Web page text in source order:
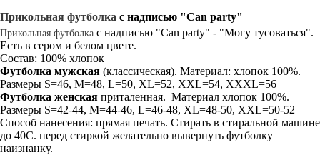
Прикольная футболка с надписью "Can party"
Прикольная футболка с надписью "Can party" - "Могу тусоваться".
Есть в сером и белом цвете.
Состав: 100% хлопок
Футболка мужская (классическая). Материал: хлопок 100%.
Размеры S=46, M=48, L=50, XL=52, XXL=54, XXXL=56
Футболка женская приталенная. Материал хлопок 100%.
Размеры S=42-44, M=44-46, L=46-48, XL=48-50, XXL=50-52
Способ нанесения: прямая печать. Стирать в стиральной машине
до 40С. перед стиркой желательно вывернуть футболку
наизнанку.